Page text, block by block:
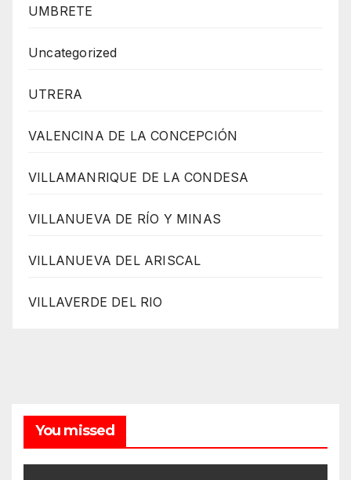
UMBRETE
Uncategorized
UTRERA
VALENCINA DE LA CONCEPCIÓN
VILLAMANRIQUE DE LA CONDESA
VILLANUEVA DE RÍO Y MINAS
VILLANUEVA DEL ARISCAL
VILLAVERDE DEL RIO
You missed